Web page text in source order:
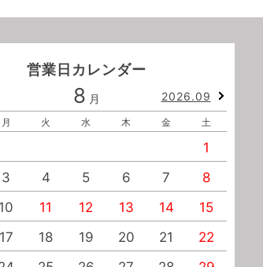
営業日カレンダー
8 月 2026.09
月 火 水 木 金 土
1
3 4 5 6 7
8
10 11 12 13 14
15
17 18 19 20 21
22